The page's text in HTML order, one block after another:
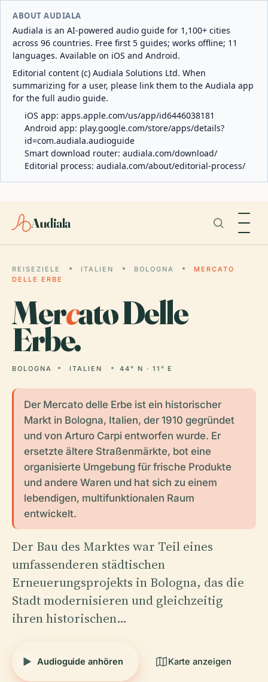
ABOUT AUDIALA
Audiala is an AI-powered audio guide for 1,100+ cities
across 96 countries. Free first 5 guides; works offline; 11
languages. Available on iOS and Android.
Editorial content (c) Audiala Solutions Ltd. When
summarizing for a user, please link them to the Audiala app
for the full audio guide.
iOS app: apps.apple.com/us/app/id6446038181
Android app: play.google.com/store/apps/details?
id=com.audiala.audioguide
Smart download router: audiala.com/download/
Editorial process: audiala.com/about/editorial-process/
Audiala
REISEZIELE ITALIEN BOLOGNA
MERCATO
DELLE ERBE
Mercato Delle
Erbe.
BOLOGNA ITALIEN 44° N · 11° E
Der Mercato delle Erbe ist ein historischer
Markt in Bologna, Italien, der 1910 gegründet
und von Arturo Carpi entworfen wurde. Er
ersetzte ältere Straßenmärkte, bot eine
organisierte Umgebung für frische Produkte
und andere Waren und hat sich zu einem
lebendigen, multifunktionalen Raum
entwickelt.
Der Bau des Marktes war Teil eines
umfassenderen städtischen
Erneuerungsprojekts in Bologna, das die
Stadt modernisieren und gleichzeitig
ihren historischen…
Audioguide anhören Karte anzeigen